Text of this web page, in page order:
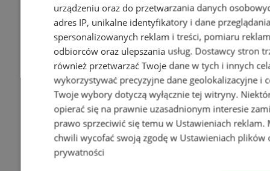
urządzeniu oraz do przetwarzania danych
adres IP, unikalne identyfikatory i dane
spersonalizowanych reklam i treści, pomiaru
odbiorców oraz ulepszania usług. Dostawcy stron
również przetwarzać Twoje dane w tych i innych
wykorzystywać precyzyjne dane geolokalizacyjne i
Twoje wybory dotyczą wyłącznie tej witryny.
opierać się na prawnie uzasadnionym interesie
prawo sprzeciwić się temu w Ustawieniach reklam.
chwili wycofać swoją zgodę w Ustawieniach plików
prywatności